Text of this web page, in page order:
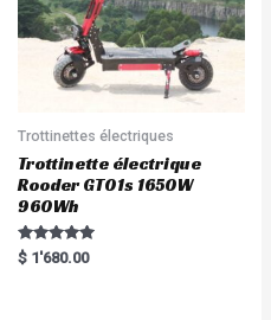
Trottinettes électriques
Trottinette électrique
Rooder GT01s 1650W
960Wh
Rated
5.00
$ 1'680.00